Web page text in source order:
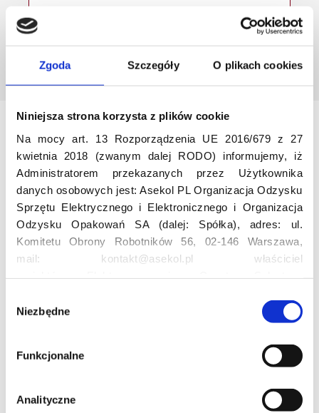
Zgoda Szczegóły O plikach cookies
Niniejsza strona korzysta z plików cookie
Na mocy art. 13 Rozporządzenia UE 2016/679 z 27
kwietnia 2018 (zwanym dalej RODO) informujemy, iż
Administratorem przekazanych przez Użytkownika
danych osobowych jest: Asekol PL Organizacja Odzysku
Sprzętu Elektrycznego i Elektronicznego i Organizacja
Odzysku Opakowań SA (dalej: Spółka), adres: ul.
Komitetu Obrony Robotników 56, 02-146 Warszawa,
mail: kontakt@asekol.pl właściciel
Asekolove. Administrator przetwarza następujące dane
osobowe Użytkowników: imię, nazwisko, adres e-mail,
numer telefonu, miasto, preferencje Użytkownika,
lokalizacja, obszar zainteresowania, dane przetwarzane
reklamowy Użytkownika, lokalizacja, identyfikator
Niezbędne
Funkcjonalne
Analityczne
Odwiedź nas
Edukacja
Projekt edukacyjny F(RE)Ecykling – FREEducation
Profesjonalna i Bezpieczna Utylizacja Elektroodpadów
Konkurs